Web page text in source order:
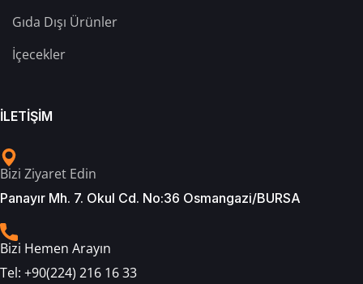
Gıda Dışı Ürünler
İçecekler
İLETİŞİM
Bizi Ziyaret Edin
Panayır Mh. 7. Okul Cd. No:36 Osmangazi/BURSA
Bizi Hemen Arayın
Tel: +90(224) 216 16 33